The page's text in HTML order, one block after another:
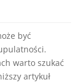
być
warto szukać
artykuł